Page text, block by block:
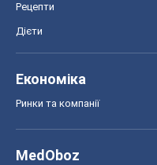
Рецепти
Дієти
Економіка
Ринки та компанії
MedOboz